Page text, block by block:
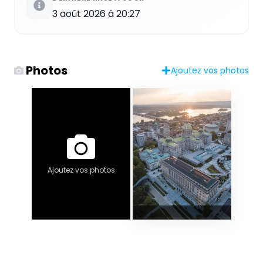
3 août 2026 à 20:27
Photos Ajoutez vos photos
Ajoutez vos photos